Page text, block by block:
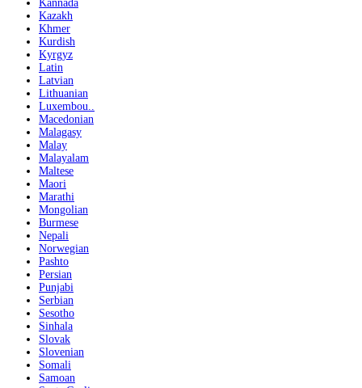
Kannada
Kazakh
Khmer
Kurdish
Kyrgyz
Latin
Latvian
Lithuanian
Luxembou..
Macedonian
Malagasy
Malay
Malayalam
Maltese
Maori
Marathi
Mongolian
Burmese
Nepali
Norwegian
Pashto
Persian
Punjabi
Serbian
Sesotho
Sinhala
Slovak
Slovenian
Somali
Samoan